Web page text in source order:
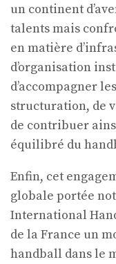
un continent
talents mais
en matière
d’organisation
d’accompagner
structuration, de
de contribuer
équilibré du
Enfin, cet
globale portée
International
de la France un
handball dans le